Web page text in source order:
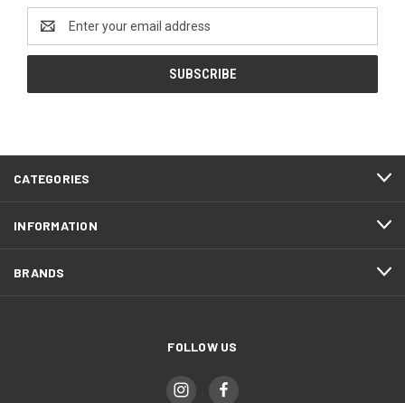
Address
CATEGORIES
INFORMATION
BRANDS
FOLLOW US